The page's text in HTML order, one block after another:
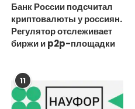
Банк России подсчитал
криптовалюты у россиян.
Регулятор отслеживает
биржи и p2p-площадки
11